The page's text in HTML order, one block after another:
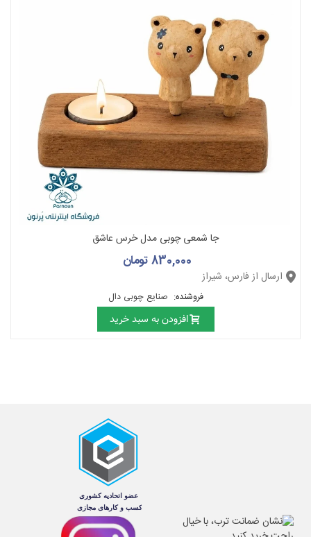
جا شمعی چوبی مدل خرس عاشق
830,000 تومان
ارسال از فارس، شیراز
فروشنده: صنایع چوبی دال
افزودن به سبد خرید